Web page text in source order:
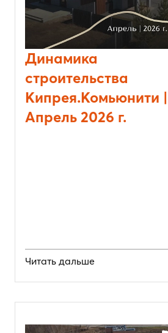
Динамика
строительства
Кипрея.Комьюнити |
Апрель 2026 г.
Читать дальше